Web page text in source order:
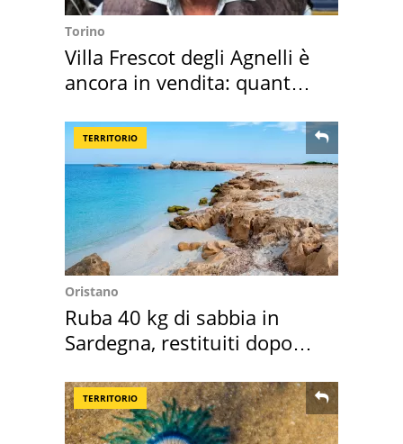
Torino
Villa Frescot degli Agnelli è
ancora in vendita: quanto
TERRITORIO
Oristano
Ruba 40 kg di sabbia in
Sardegna, restituiti dopo
TERRITORIO